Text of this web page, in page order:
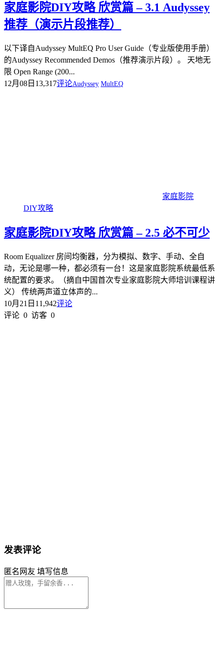
家庭影院DIY攻略 欣赏篇 – 3.1 Audyssey
推荐（演示片段推荐）
以下译自Audyssey MultEQ Pro User Guide（专业版使用手册）
的Audyssey Recommended Demos（推荐演示片段）。 天地无
限 Open Range (200...
12月08日 13,317评论Audyssey MultEQ
家庭影院
DIY攻略
家庭影院DIY攻略 欣赏篇 – 2.5 必不可少
Room Equalizer 房间均衡器，分为模拟、数字、手动、全自
动，无论是哪一种，都必须有一台！这是家庭影院系统最低系
统配置的要求。（摘自中国首次专业家庭影院大师培训课程讲
义） 传统两声道立体声的...
10月21日 11,942评论
评论 0 访客 0
发表评论
匿名网友 填写信息